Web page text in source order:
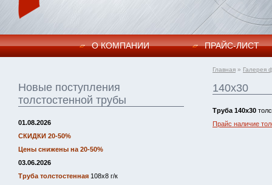
О КОМПАНИИ ПРАЙC-ЛИСТ
Новые поступления
толстостенной трубы
01.08.2026
СКИДКИ 20-50%
Цены снижены на 20-50%
03.06.2026
Труба толстостенная 108х8 г/к
Главная » Галерея
140х30
Труба 140х30
Прайс наличие